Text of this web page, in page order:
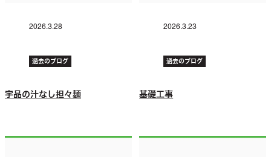
2026.3.28
過去のブログ
宇品の汁なし担々麺
2026.3.23
過去のブログ
基礎工事